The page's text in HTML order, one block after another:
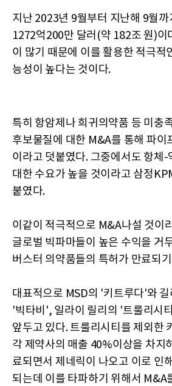
지난 2023년 9월부터 지난해 9월
1272억200만 달러(약 182조 원)이
이 많기 때문에 이를 활용한 적극적
능성이 높다는 것이다.
특히 항암제나 희귀의약품 등 미충
후보물질에 대한 M&A를 통해 파이
이라고 덧붙였다. 그중에서도 항체-
대한 수요가 높을 것이라고 삼정
붙였다.
이같이 적극적으로 M&A나설 것이
글로벌 빅파마들이 높은 수익을 거
버스터 의약품들의 특허가 만료되
대표적으로 MSD의 '키트루다'와 길
'빅타비', 일라이 릴리의 '트룰리시
앞두고 있다. 트룰리시티를 제외한
각 제약사의 매출 40%이상을 차지
료되면서 제네릭이 나오고 이로 인
되는데 이를 타파하기 위해서 M&A